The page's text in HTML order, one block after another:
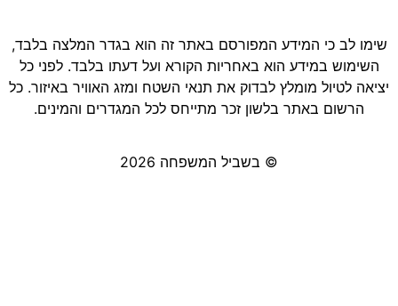
שימו לב כי המידע המפורסם באתר זה הוא בגדר המלצה בלבד,
השימוש במידע הוא באחריות הקורא ועל דעתו בלבד. לפני כל
יציאה לטיול מומלץ לבדוק את תנאי השטח ומזג האוויר באיזור. כל
הרשום באתר בלשון זכר מתייחס לכל המגדרים והמינים.
© בשביל המשפחה 2026